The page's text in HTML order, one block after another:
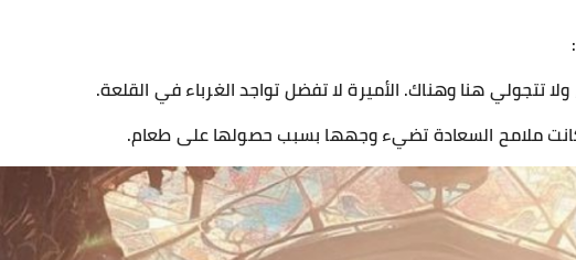
تتجولي هنا وهناك. الأميرة لا تفضل تواجد الغرباء في القلعة.
ملامح السعادة تضيء وجهها بسبب حصولها على طعام.